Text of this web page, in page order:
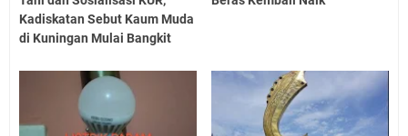
Kadiskatan Sebut Kaum Muda
di Kuningan Mulai Bangkit